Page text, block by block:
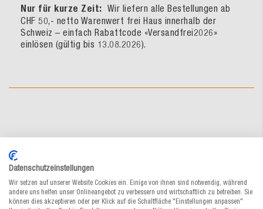
Nur für kurze Zeit: Wir liefern alle Bestellungen ab
CHF 50,- netto Warenwert frei Haus innerhalb der
Schweiz – einfach Rabattcode «Versandfrei2026»
einlösen (gültig bis 13.08.2026).
Das könnte Sie auch interessieren
Datenschutzeinstellungen
Wir setzen auf unserer Website Cookies ein. Einige von ihnen sind notwendig, während
andere uns helfen unser Onlineangebot zu verbessern und wirtschaftlich zu betreiben. Sie
können dies akzeptieren oder per Klick auf die Schaltfläche "Einstellungen anpassen"